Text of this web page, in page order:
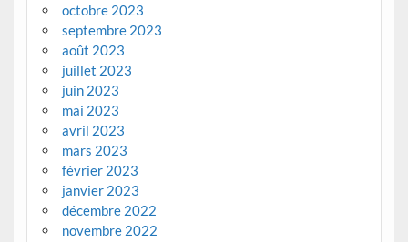
octobre 2023
septembre 2023
août 2023
juillet 2023
juin 2023
mai 2023
avril 2023
mars 2023
février 2023
janvier 2023
décembre 2022
novembre 2022